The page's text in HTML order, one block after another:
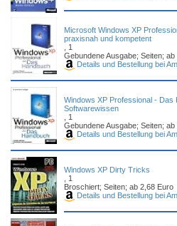
Microsoft Windows XP
praxisnah und kompetent
, 1
Gebundene Ausgabe; Seiten;
Details und Bestellung bei
Windows XP Professional - Das
Softwarewissen
, 1
Gebundene Ausgabe; Seiten;
Details und Bestellung bei
Windows XP Dirty Tricks
, 1
Broschiert; Seiten; ab 2,68 Euro
Details und Bestellung bei